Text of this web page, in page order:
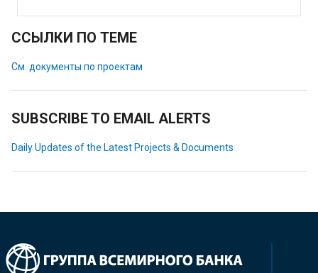
ССЫЛКИ ПО ТЕМЕ
См. документы по проектам
SUBSCRIBE TO EMAIL ALERTS
Daily Updates of the Latest Projects & Documents